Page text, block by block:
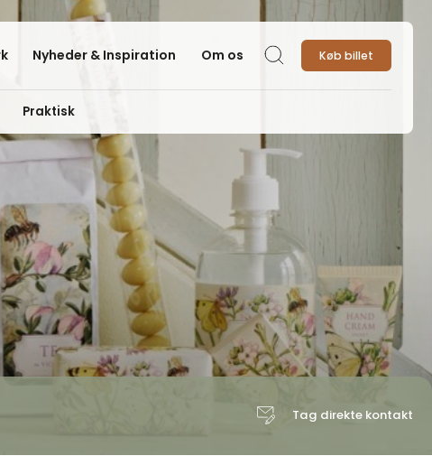
Nyheder & Inspiration Om os Søg Køb billet
Praktisk
Tag direkte kontakt